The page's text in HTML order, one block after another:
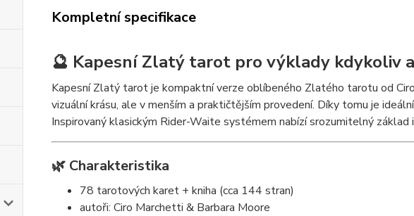
Kompletní specifikace
🔮 Kapesní Zlatý tarot pro výklady kdykoliv
Kapesní Zlatý tarot je kompaktní verze oblíbeného Zlatého tarotu od
vizuální krásu, ale v menším a praktičtějším provedení. Díky tomu je
Inspirovaný klasickým Rider-Waite systémem nabízí srozumitelný základ
🌿 Charakteristika
78 tarotových karet + kniha (cca 144 stran)
autoři: Ciro Marchetti & Barbara Moore